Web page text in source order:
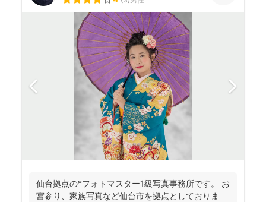
仙台拠点の*フォトマスター1級写真事務所です。 お
宮参り、家族写真など仙台市を拠点としておりま